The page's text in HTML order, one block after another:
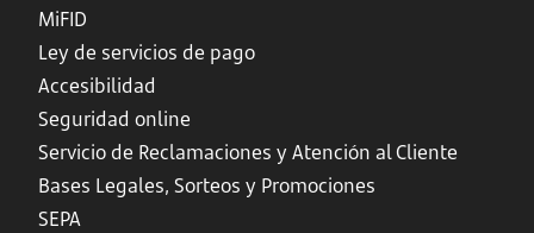
MiFID
Ley de servicios de pago
Accesibilidad
Seguridad online
Servicio de Reclamaciones y Atención al Cliente
Bases Legales, Sorteos y Promociones
SEPA